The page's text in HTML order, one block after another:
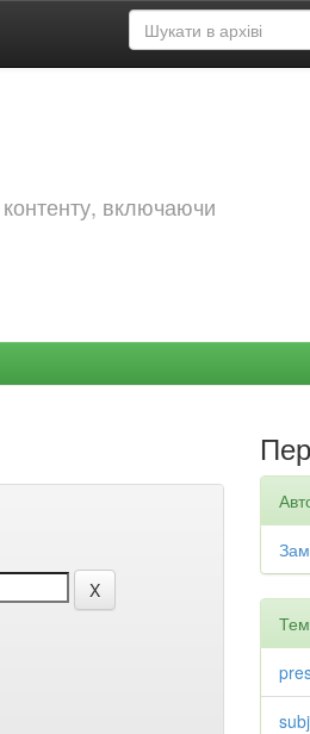
контенту, включаючи